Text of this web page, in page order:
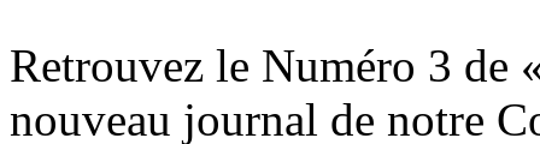
Retrouvez le Numéro 3 de
nouveau journal de notre